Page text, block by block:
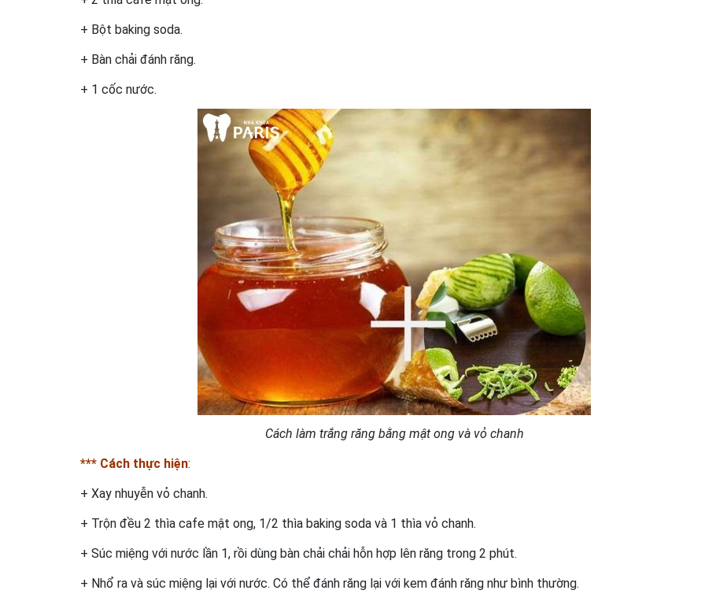
+ Bột baking soda.
+ Bàn chải đánh răng.
+ 1 cốc nước.
Cách làm trắng răng bằng mật ong và vỏ chanh
*** Cách thực hiện:
+ Xay nhuyễn vỏ chanh.
+ Trộn đều 2 thìa cafe mật ong, 1/2 thìa baking soda và 1 thìa vỏ chanh.
+ Súc miệng với nước lần 1, rồi dùng bàn chải chải hỗn hợp lên răng trong 2 phút.
+ Nhổ ra và súc miệng lại với nước. Có thể đánh răng lại với kem đánh răng như bình thường.